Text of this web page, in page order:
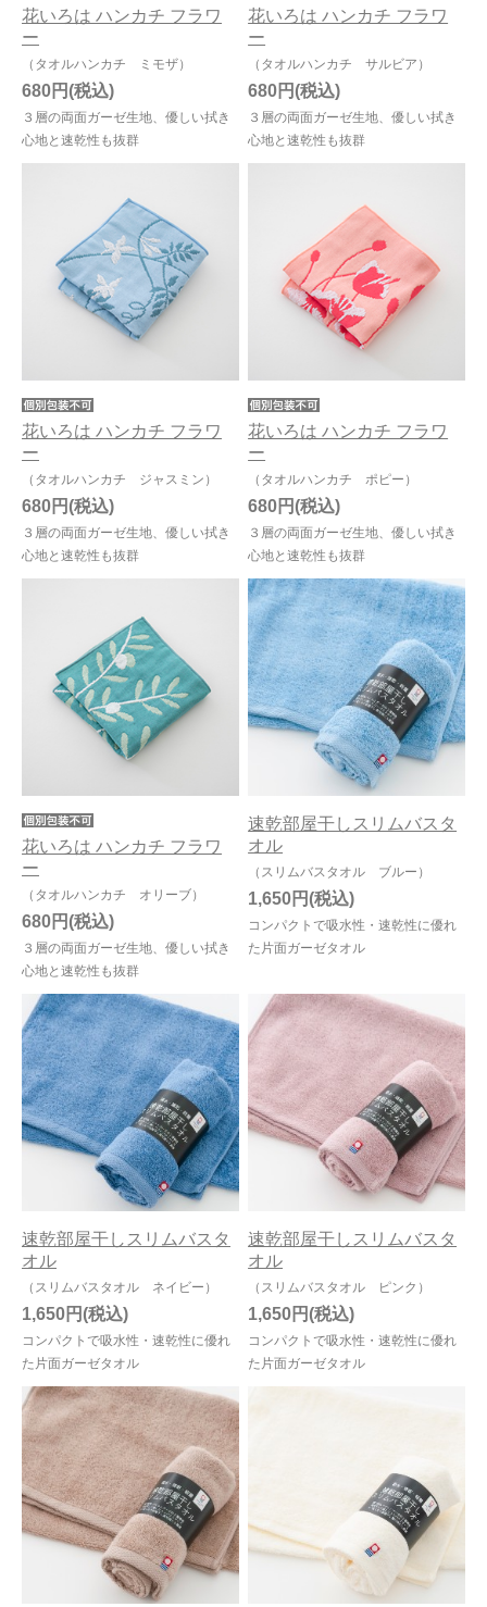
花いろは ハンカチ フラワ
ー
（タオルハンカチ ミモザ）
３層の両面ガーゼ生地、優しい拭き
心地と速乾性も抜群
680円
花いろは ハンカチ フラワ
ー
（タオルハンカチ サルビア）
３層の両面ガーゼ生地、優しい拭き
心地と速乾性も抜群
680円
花いろは ハンカチ フラワ
ー
（タオルハンカチ ジャスミン）
３層の両面ガーゼ生地、優しい拭き
心地と速乾性も抜群
680円
花いろは ハンカチ フラワ
ー
（タオルハンカチ ポピー）
３層の両面ガーゼ生地、優しい拭き
心地と速乾性も抜群
680円
花いろは ハンカチ フラワ
ー
（タオルハンカチ オリーブ）
３層の両面ガーゼ生地、優しい拭き
心地と速乾性も抜群
680円
速乾部屋干しスリムバスタ
オル
（スリムバスタオル ブルー）
コンパクトで吸水性・速乾性に優れ
た片面ガーゼタオル
1,650円
速乾部屋干しスリムバスタ
オル
（スリムバスタオル ネイビー）
コンパクトで吸水性・速乾性に優れ
た片面ガーゼタオル
1,650円
速乾部屋干しスリムバスタ
オル
（スリムバスタオル ピンク）
コンパクトで吸水性・速乾性に優れ
た片面ガーゼタオル
1,650円